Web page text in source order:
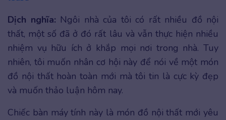
Dịch nghĩa: Ngôi nhà của tôi có rất nhiều đồ nội
thất, một số đã ở đó rất lâu và vẫn thực hiện nhiều
nhiệm vụ hữu ích ở khắp mọi nơi trong nhà. Tuy
nhiên, tôi muốn nhân cơ hội này để nói về một món
đồ nội thất hoàn toàn mới mà tôi tin là cực kỳ đẹp
và muốn thảo luận hôm nay.
Chiếc bàn máy tính này là món đồ nội thất mới yêu